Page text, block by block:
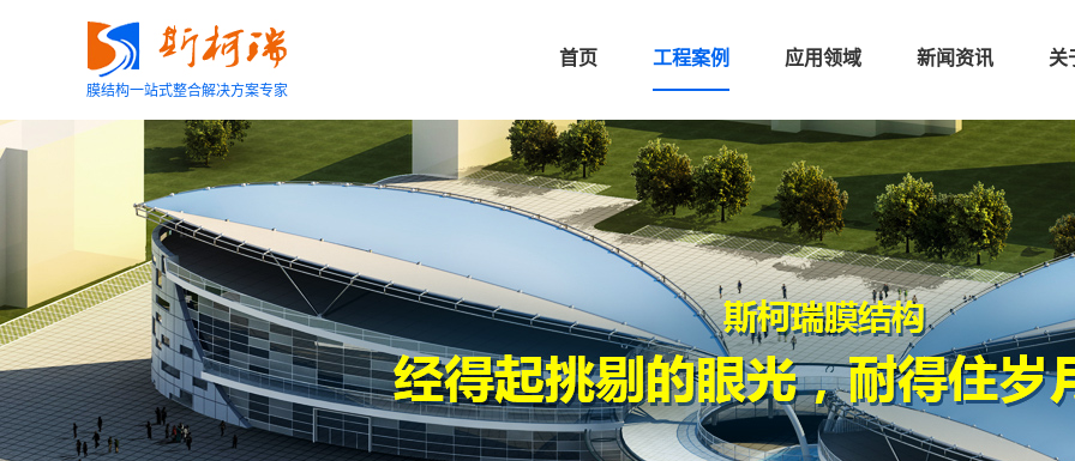
膜结构一站式整合解决方案专家
首页 工程案例 应用领域 新闻资讯 关